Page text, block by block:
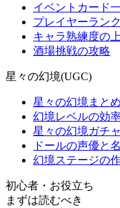
イベントカード
プレイヤーラン
キャラ熟練度の
酒場挑戦の攻略
星々の幻境(UGC)
星々の幻境まとめ
幻境レベルの効
星々の幻境ガチ
ドールの声優と
幻境ステージの
初心者・お役立ち
まずは読むべき